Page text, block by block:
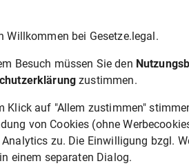
wenn die Verwendung des
städtebaulichen Maßnahme
ist, das Grundstück binnen
nach
§ 28 Absatz 2 Satz 1
oder Mängel im Sinne des
wenn er diese Missstände
der Frist nach § 28 Absatz 2 Satz
2 Satz 1
auf Antrag des Käufers
macht, dass er in der Lage ist, die
Willkommen bei Gesetze.legal.
Besuch müssen Sie den
zustimmen.
Klick auf "Allem zustimmen"
von Cookies (ohne
Analytics zu. Die Einwilligung bzgl.
einem separaten Dialog.